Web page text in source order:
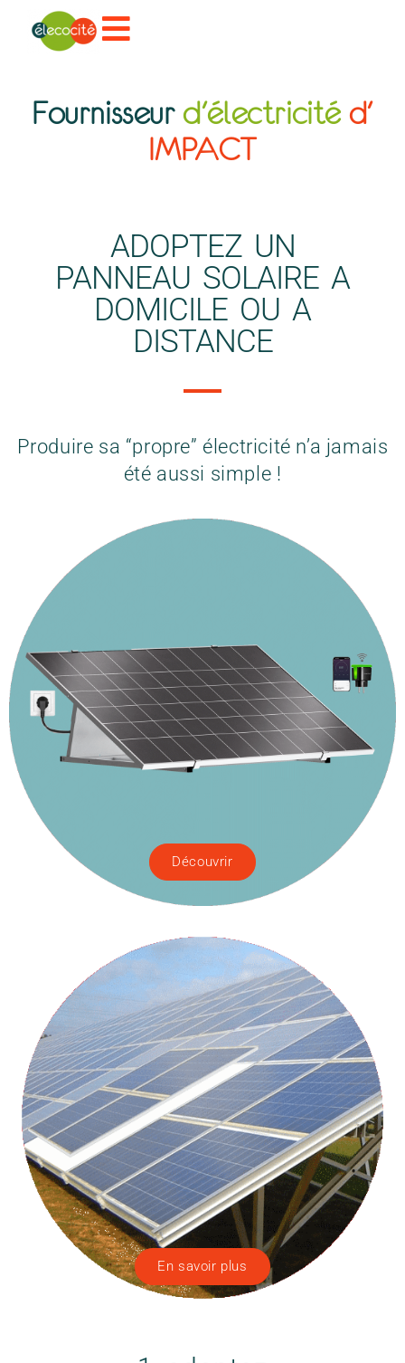
Fournisseurd'électricité d'
IMPACT
ADOPTEZ UN
PANNEAU SOLAIRE A
DOMICILE OU A
DISTANCE
Produire sa “propre” électricité n’a jamais
été aussi simple !
Découvrir
En savoir plus